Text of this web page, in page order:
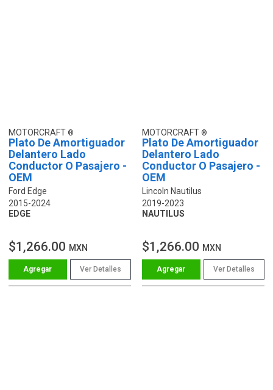
MOTORCRAFT
Plato De Amortiguador
Delantero Lado
Conductor O Pasajero -
OEM
Ford Edge
2015-2024
EDGE
$1,266.00 MXN
Ver Detalles
MOTORCRAFT
Plato De Amortiguador
Delantero Lado
Conductor O Pasajero -
OEM
Lincoln Nautilus
2019-2023
NAUTILUS
$1,266.00 MXN
Ver Detalles